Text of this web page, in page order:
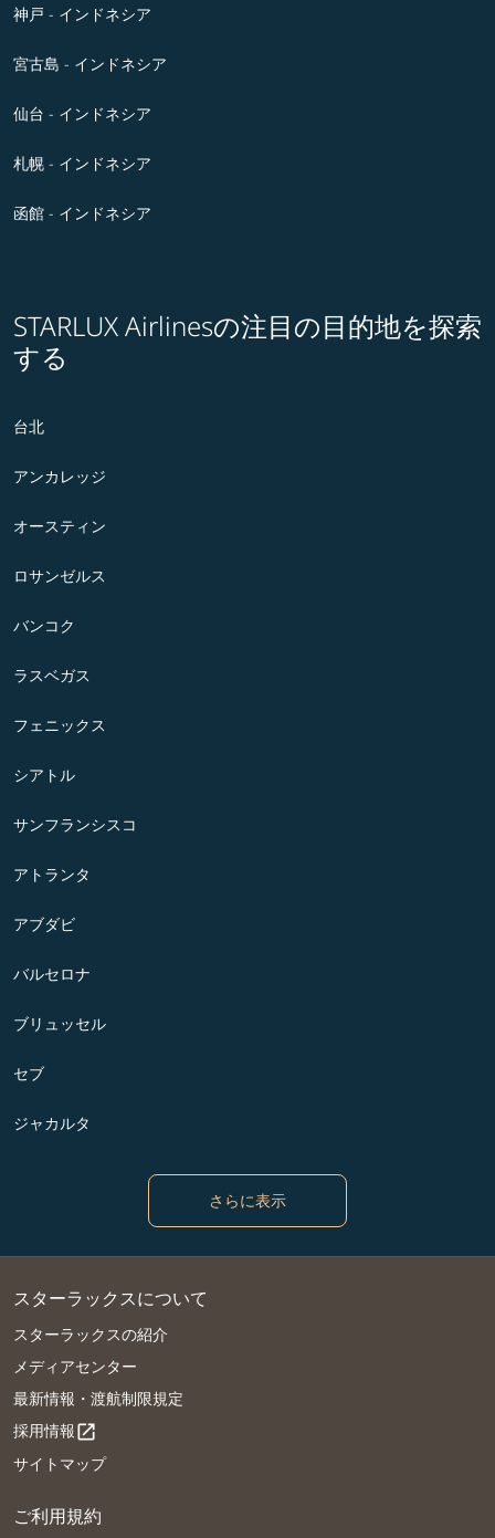
神戸 - インドネシア
宮古島 - インドネシア
仙台 - インドネシア
札幌 - インドネシア
函館 - インドネシア
STARLUX Airlinesの注目の目的地を探索
する
台北
アンカレッジ
オースティン
ロサンゼルス
バンコク
ラスベガス
フェニックス
シアトル
サンフランシスコ
アトランタ
アブダビ
バルセロナ
ブリュッセル
セブ
ジャカルタ
さらに表示
スターラックスについて
スターラックスの紹介
メディアセンター
最新情報・渡航制限規定
採用情報open_in_new
サイトマップ
ご利用規約